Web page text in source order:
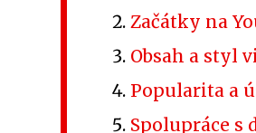
Začátky na
Obsah a styl
Popularita a
Spolupráce s